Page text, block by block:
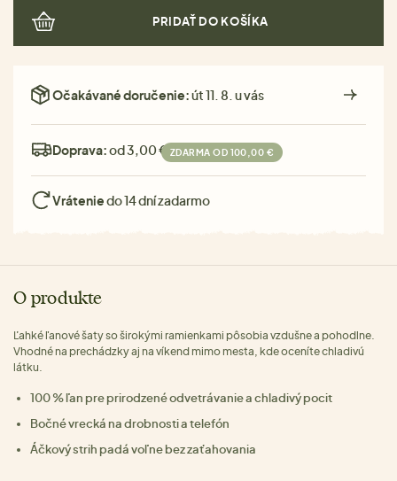
PRIDAŤ DO KOŠÍKA
Očakávané doručenie:út 11. 8. u vás
Doprava:od 3,00 € ZDARMA OD 100,00 €
Vráteniedo 14 dní zadarmo
O produkte
Ľahké ľanové šaty so širokými ramienkami pôsobia vzdušne a pohodlne.
Vhodné na prechádzky aj na víkend mimo mesta, kde oceníte chladivú
látku.
100 % ľan pre prirodzené odvetrávanie a chladivý pocit
Bočné vrecká na drobnosti a telefón
Áčkový strih padá voľne bez zaťahovania